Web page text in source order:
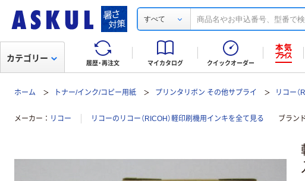
すべて
履歴・再注文 マイカタログ クイックオーダー
カテゴリー
ホーム トナー/インク/コピー用紙 プリンタリボン その他サプライ リコー（
メーカー リコー リコーのリコー（RICOH）軽印刷機用インキを全て見る ブラン